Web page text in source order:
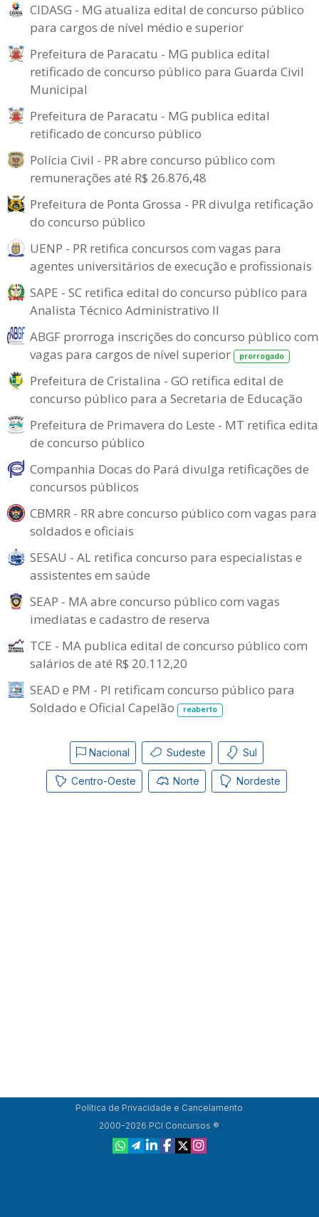
CIDASG - MG atualiza edital de concurso público
para cargos de nível médio e superior
Prefeitura de Paracatu - MG publica edital
retificado de concurso público para Guarda Civil
Municipal
Prefeitura de Paracatu - MG publica edital
retificado de concurso público
Polícia Civil - PR abre concurso público com
remunerações até R$ 26.876,48
Prefeitura de Ponta Grossa - PR divulga retificação
do concurso público
UENP - PR retifica concursos com vagas para
agentes universitários de execução e profissionais
SAPE - SC retifica edital do concurso público para
Analista Técnico Administrativo II
ABGF prorroga inscrições do concurso público com
vagas para cargos de nível superior
prorrogado
Prefeitura de Cristalina - GO retifica edital de
concurso público para a Secretaria de Educação
Prefeitura de Primavera do Leste - MT retifica
de concurso público
Companhia Docas do Pará divulga retificações de
concursos públicos
CBMRR - RR abre concurso público com vagas para
soldados e oficiais
SESAU - AL retifica concurso para especialistas e
assistentes em saúde
SEAP - MA abre concurso público com vagas
imediatas e cadastro de reserva
TCE - MA publica edital de concurso público com
salários de até R$ 20.112,20
SEAD e PM - PI retificam concurso público para
Soldado e Oficial Capelão
reaberto
Nacional Sudeste Sul
Centro-Oeste Norte Nordeste
Política de Privacidade e Cancelamento
2000-2026 PCI Concursos ®